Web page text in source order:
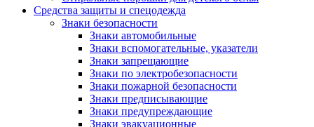
Средства защиты и спецодежда
Знаки безопасности
Знаки автомобильные
Знаки вспомогательные, указатели
Знаки запрещающие
Знаки по электробезопасности
Знаки пожарной безопасности
Знаки предписывающие
Знаки предупреждающие
Знаки эвакуационные